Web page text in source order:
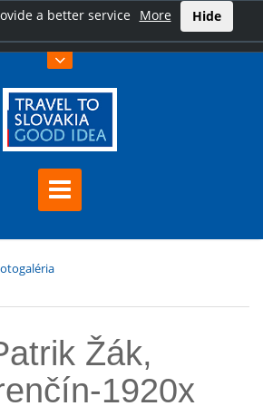
a better service More Hide
Žák,
1920x